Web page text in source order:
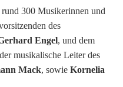
300 Musikerinnen und
des
Engel, und dem
der musikalische Leiter des
Mack, sowie Kornelia